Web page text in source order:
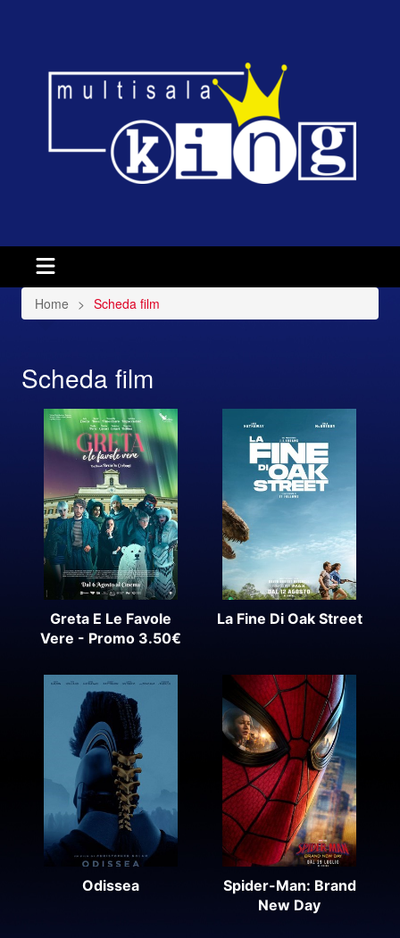
Home Scheda film
Scheda film
Greta E Le Favole
Vere - Promo 3.50€
La Fine Di Oak Street
Odissea
Spider-Man: Brand
New Day